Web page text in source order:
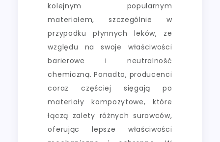
kolejnym popularnym
materiałem, szczególnie w
przypadku płynnych leków, ze
względu na swoje właściwości
barierowe i neutralność
chemiczną. Ponadto, producenci
coraz częściej sięgają po
materiały kompozytowe, które
łączą zalety różnych surowców,
oferując lepsze właściwości